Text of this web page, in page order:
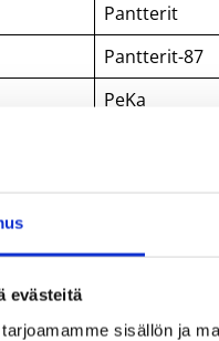
evästeitä
sisällön ja
Pantterit
Pantterit-87
PeKa